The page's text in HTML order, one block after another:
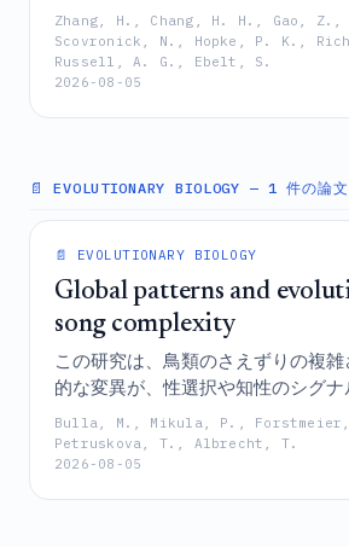
年から2019年の間に周囲の汚染物
少させ、それによってニューヨーク
ス、およびアトランタにおける呼吸
急外来受診の相当な割合を、またニ
ロサンゼルスにおける循環器疾患
Zhang, H., Chang, H. H., Gao, Z.,
Scovronick, N., Hopke, P. K.,
Russell, A. G., Ebelt, S.
2026-08-05
📄 EVOLUTIONARY BIOLOGY — 1 件の論文
📄 EVOLUTIONARY BIOLOGY
Global patterns and
song complexity
この研究は、鳥類のさえずりの複
的な変異が、性選択や知性のシグ
の説ではなく、学習能力、開放的な
いった生態学的要因、そして進化の
によって主に引き起こされているこ
ている。
Bulla, M., Mikula, P., Forstmeier,
Petruskova, T., Albrecht, T.
2026-08-05